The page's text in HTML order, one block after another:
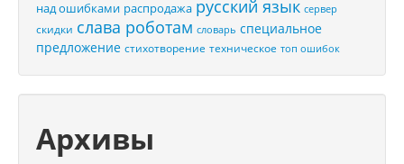
над ошибками распродажа русский язык сервер
скидки слава роботам словарь специальное
предложение стихотворение техническое топ ошибок
Архивы